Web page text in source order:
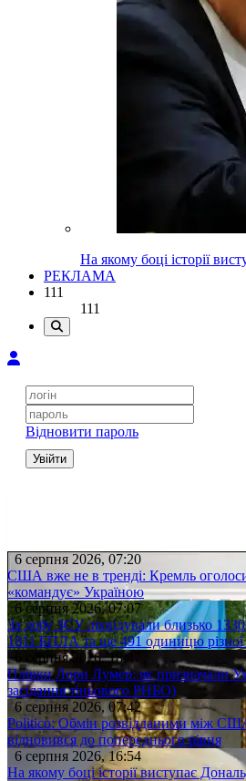
На якому боці історії
РЕКЛАМА
111
111
Відновити пароль
Увійти
6 серпня 2026, 07:20
США вже не в тренді: Кремль
«командує» Україною
6 серпня 2026, 07:07
За добу ЗСУ ліквідували близько
1811 БПЛА та ще 491 одиницю різної
6 серпня 2026, 18:47
Плівки Лори Лумер: як призначали
засідання тіньового РНБО)
6 серпня 2026, 07:42
Politico: Обмін розвідданими між
відновився до попереднього рівня
6 серпня 2026, 16:54
На якому боці історії виступає